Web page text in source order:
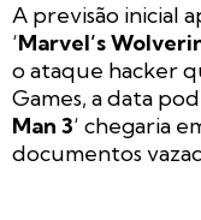
A previsão inicial
‘Marvel’s
o ataque hacker
Games, a data
Man 3‘ chegaria
documentos